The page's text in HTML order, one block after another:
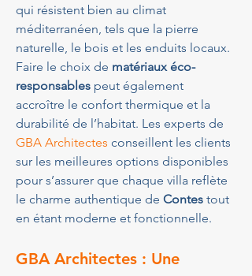
qui résistent bien au climat
méditerranéen, tels que la pierre
naturelle, le bois et les enduits locaux.
Faire le choix de matériaux éco-
responsables peut également
accroître le confort thermique et la
durabilité de l’habitat. Les experts de
GBA Architectes conseillent les clients
sur les meilleures options disponibles
pour s’assurer que chaque villa reflète
le charme authentique de Contes tout
en étant moderne et fonctionnelle.
GBA Architectes : Une